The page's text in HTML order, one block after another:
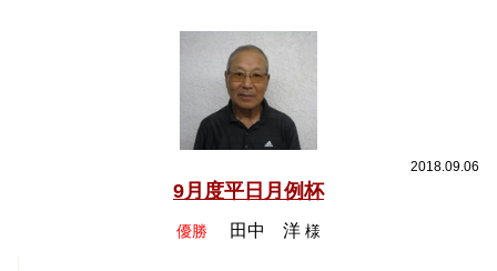
2018.09.06
9月度平日月例杯
優勝 田中 洋 様